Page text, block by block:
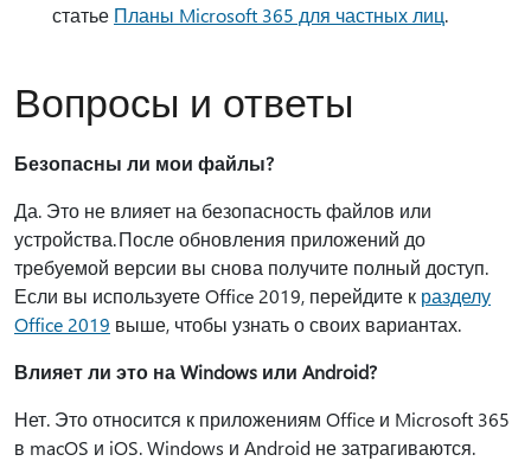
статье Планы Microsoft 365 для частных лиц.
Вопросы и ответы
Безопасны ли мои файлы?
Да. Это не влияет на безопасность файлов или
устройства. После обновления приложений до
требуемой версии вы снова получите полный доступ.
Если вы используете Office 2019, перейдите к разделу
Office 2019 выше, чтобы узнать о своих вариантах.
Влияет ли это на Windows или Android?
Нет. Это относится к приложениям Office и Microsoft 365
в macOS и iOS. Windows и Android не затрагиваются.